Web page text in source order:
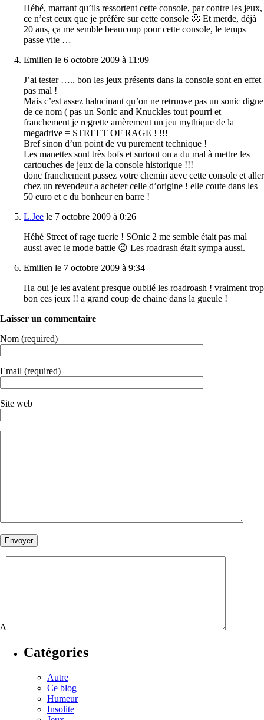
Héhé, marrant qu’ils ressortent cette console, par contre les jeux,
ce n’est ceux que je préfère sur cette console 🙁 Et merde, déjà
20 ans, ça me semble beaucoup pour cette console, le temps
passe vite …
Emilien le 6 octobre 2009 à 11:09
J’ai tester ….. bon les jeux présents dans la console sont en effet
pas mal !
Mais c’est assez halucinant qu’on ne retruove pas un sonic digne
de ce nom ( pas un Sonic and Knuckles tout pourri et
franchement je regrette amèrement un jeu mythique de la
megadrive = STREET OF RAGE ! !!!
Bref sinon d’un point de vu purement technique !
Les manettes sont très bofs et surtout on a du mal à mettre les
cartouches de jeux de la console historique !!!
donc franchement passez votre chemin aevc cette console et aller
chez un revendeur a acheter celle d’origine ! elle coute dans les
50 euro et c du bonheur en barre !
L.Jee le 7 octobre 2009 à 0:26
Héhé Street of rage tuerie ! SOnic 2 me semble était pas mal
aussi avec le mode battle 😉 Les roadrash était sympa aussi.
Emilien le 7 octobre 2009 à 9:34
Ha oui je les avaient presque oublié les roadroash ! vraiment trop
bon ces jeux !! a grand coup de chaine dans la gueule !
Laisser un commentaire
Nom (required)
Email (required)
Site web
Δ
Catégories
Autre
Ce blog
Humeur
Insolite